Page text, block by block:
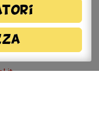
sulla